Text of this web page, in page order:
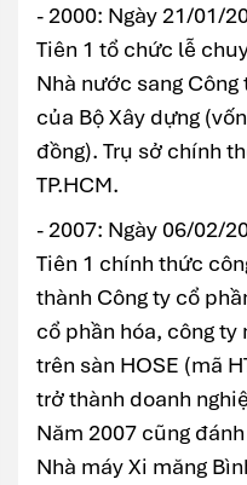
- 2000: Ngày 21/01/
Tiên 1 tổ chức lễ
Nhà nước sang
của Bộ Xây dựng
đồng). Trụ sở chính
TP.HCM.
- 2007: Ngày 06/02/
Tiên 1 chính thức
thành Công ty cổ
cổ phần hóa, công
trên sàn HOSE (mã
trở thành doanh
Năm 2007 cũng
Nhà máy Xi măng